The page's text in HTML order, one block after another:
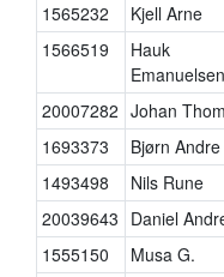
1565232
Kjell Arne
1566519
Hauk
Emanuelsen
20007282 Johan
1693373
Bjørn Andre
1493498
Nils Rune
20039643 Daniel
1555150
Musa G.